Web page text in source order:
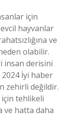
için
hayvanlar
ve
olabilir.
insan derisini
İyi haber
zehirli değildir.
için tehlikeli
ve hatta daha